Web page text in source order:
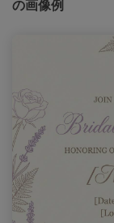
の画像例